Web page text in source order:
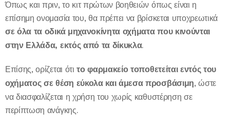
Όπως και πριν, το κιτ πρώτων βοηθειών όπως είναι η
επίσημη ονομασία του, θα πρέπει να βρίσκεται υποχρεωτικά
σε όλα τα οδικά μηχανοκίνητα οχήματα που κινούνται
στην Ελλάδα, εκτός από τα δίκυκλα.
Επίσης, ορίζεται ότιτο φαρμακείο τοποθετείται εντός του
οχήματος σε θέση εύκολα και άμεσα προσβάσιμη, ώστε
να διασφαλίζεται η χρήση του χωρίς καθυστέρηση σε
περίπτωση ανάγκης.